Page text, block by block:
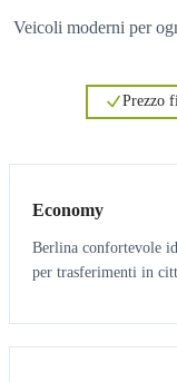
Veicoli moderni per
Prezzo
Economy
Berlina confortevole
per trasferimenti in
3 3